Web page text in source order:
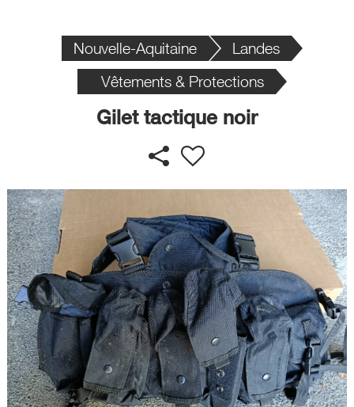
Nouvelle-Aquitaine
Landes
Vêtements & Protections
Gilet tactique noir